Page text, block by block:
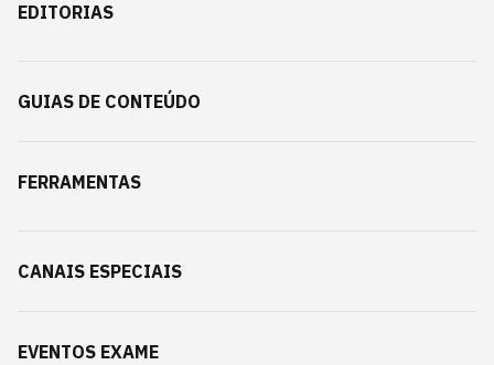
EDITORIAS
GUIAS DE CONTEÚDO
FERRAMENTAS
CANAIS ESPECIAIS
EVENTOS EXAME